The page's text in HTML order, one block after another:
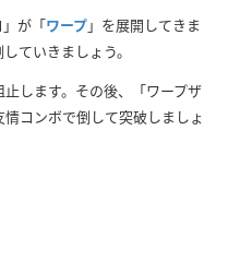
が「ワープ」を展開してきま
ていきましょう。
します。その後、「ワープザ
コンボで倒して突破しましょ